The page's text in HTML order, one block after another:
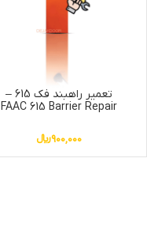
تعمیر راهبند فک 615 –
FAAC 615 Barrier Repair
900,000﷼